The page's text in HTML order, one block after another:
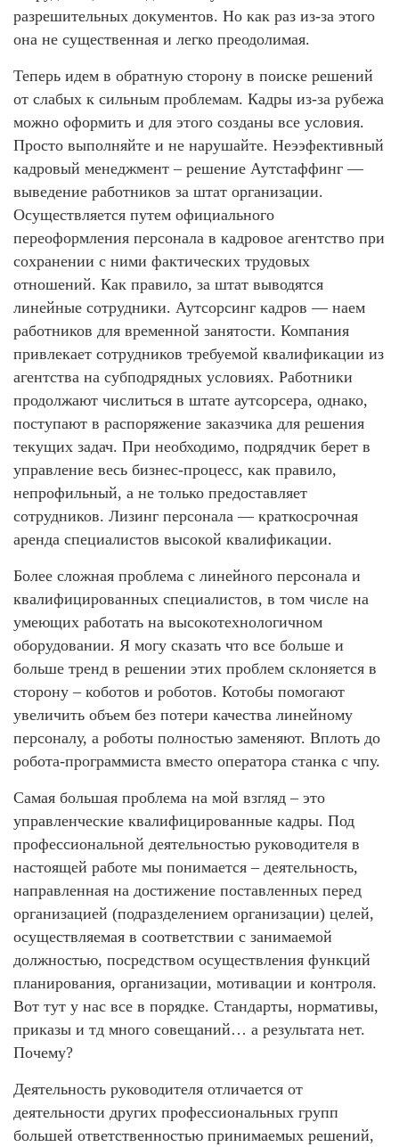
разрешительных документов. Но как раз из-за этого
она не существенная и легко преодолимая.
Теперь идем в обратную сторону в поиске решений
от слабых к сильным проблемам. Кадры из-за рубежа
можно оформить и для этого созданы все условия.
Просто выполняйте и не нарушайте. Неээфективный
кадровый менеджмент – решение Аутстаффинг —
выведение работников за штат организации.
Осуществляется путем официального
переоформления персонала в кадровое агентство при
сохранении с ними фактических трудовых
отношений. Как правило, за штат выводятся
линейные сотрудники. Аутсорсинг кадров — наем
работников для временной занятости. Компания
привлекает сотрудников требуемой квалификации из
агентства на субподрядных условиях. Работники
продолжают числиться в штате аутсорсера, однако,
поступают в распоряжение заказчика для решения
текущих задач. При необходимо, подрядчик берет в
управление весь бизнес-процесс, как правило,
непрофильный, а не только предоставляет
сотрудников. Лизинг персонала — краткосрочная
аренда специалистов высокой квалификации.
Более сложная проблема с линейного персонала и
квалифицированных специалистов, в том числе на
умеющих работать на высокотехнологичном
оборудовании. Я могу сказать что все больше и
больше тренд в решении этих проблем склоняется в
сторону – коботов и роботов. Котобы помогают
увеличить объем без потери качества линейному
персоналу, а роботы полностью заменяют. Вплоть до
робота-программиста вместо оператора станка с чпу.
Самая большая проблема на мой взгляд – это
управленческие квалифицированные кадры. Под
профессиональной деятельностью руководителя в
настоящей работе мы понимается – деятельность,
направленная на достижение поставленных перед
организацией (подразделением организации) целей,
осуществляемая в соответствии с занимаемой
должностью, посредством осуществления функций
планирования, организации, мотивации и контроля.
Вот тут у нас все в порядке. Стандарты, нормативы,
приказы и тд много совещаний… а результата нет.
Почему?
Деятельность руководителя отличается от
деятельности других профессиональных групп
большей ответственностью принимаемых решений,